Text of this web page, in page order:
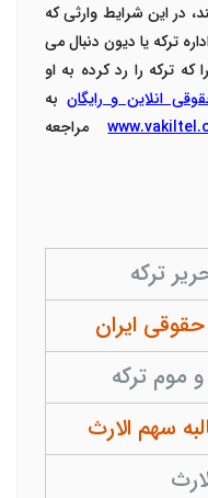
در این شرایط وارثی که
ترکه یا دیون دنبال می
که ترکه را رد کرده به او
انلاین و رایگان به
مراجعه
ترکه
ایران
موم ترکه
سهم الارث